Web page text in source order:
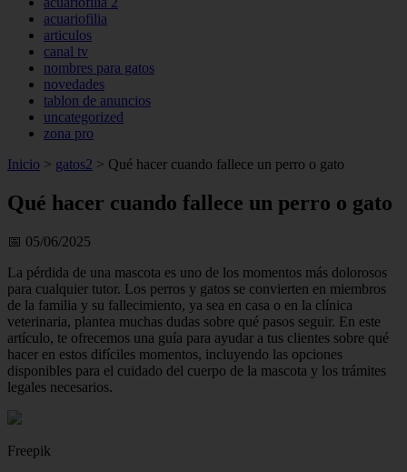
acuariofilia
articulos
canal tv
nombres para gatos
novedades
tablon de anuncios
uncategorized
zona pro
Inicio > gatos2 > Qué hacer cuando fallece un perro o gato
Qué hacer cuando fallece un perro o gato
📅 05/06/2025
La pérdida de una mascota es uno de los momentos más dolorosos
para cualquier tutor. Los perros y gatos se convierten en miembros
de la familia y su fallecimiento, ya sea en casa o en la clínica
veterinaria, plantea muchas dudas sobre qué pasos seguir. En este
artículo, te ofrecemos una guía para ayudar a tus clientes sobre qué
hacer en estos difíciles momentos, incluyendo las opciones
disponibles para el cuidado del cuerpo de la mascota y los trámites
legales necesarios.
Freepik